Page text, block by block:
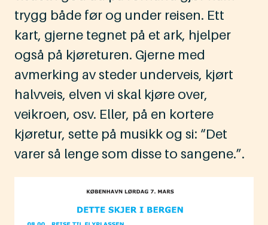
trygg både før og under reisen. Ett
kart, gjerne tegnet på et ark, hjelper
også på kjøreturen. Gjerne med
avmerking av steder underveis, kjørt
halvveis, elven vi skal kjøre over,
veikroen, osv. Eller, på en kortere
kjøretur, sette på musikk og si: “Det
varer så lenge som disse to sangene.”.